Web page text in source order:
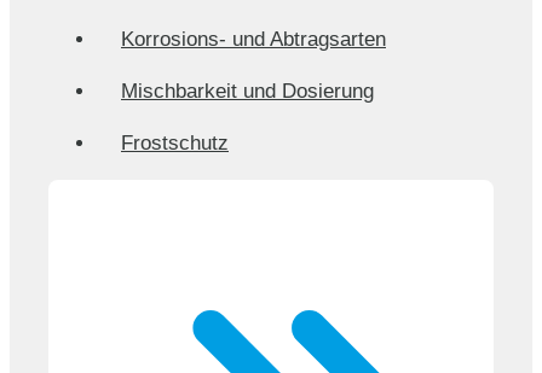
Korrosions- und Abtragsarten
Mischbarkeit und Dosierung
Frostschutz